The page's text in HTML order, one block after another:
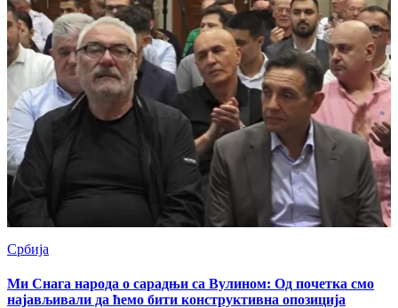
Србија
Ми Снага народа о сарадњи са Вулином: Од почетка смо
најављивали да ћемо бити конструктивна опозиција